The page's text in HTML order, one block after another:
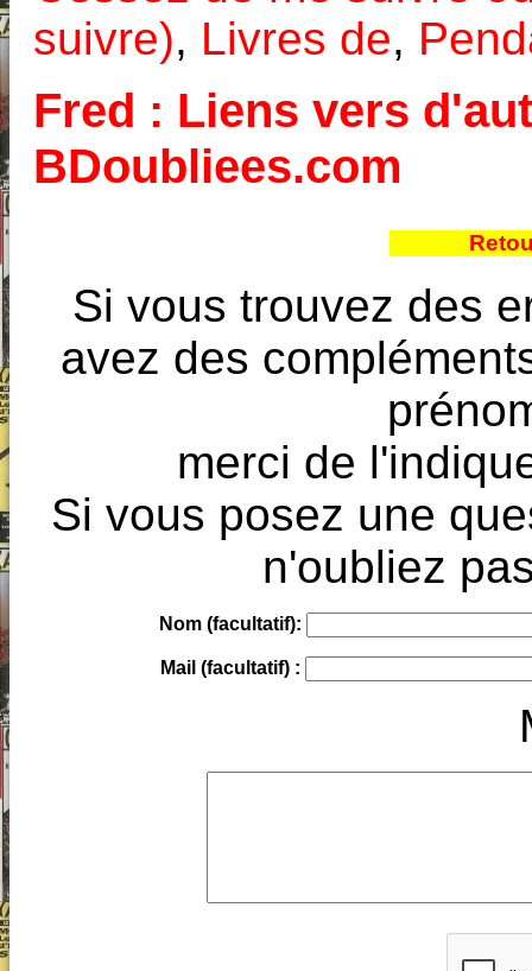
suivre), Livres de,
Fred : Liens vers
BDoubliees.com
Si vous trouvez des
avez des
merci de
Si vous posez une
n'oubliez
Nom (facultatif):
Mail (facultatif) :